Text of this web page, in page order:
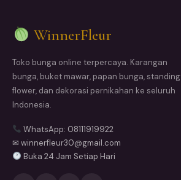
WinnerFleur
Toko bunga online terpercaya. Karangan
bunga, buket mawar, papan bunga, standing
flower, dan dekorasi pernikahan ke seluruh
Indonesia.
WhatsApp: 08111919922
✉ winnerfleur30@gmail.com
Buka 24 Jam Setiap Hari